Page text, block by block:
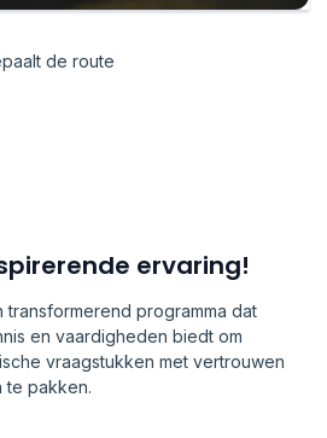
de route
ervaring!
transformerend programma dat
en vaardigheden biedt om
vraagstukken met vertrouwen
te pakken.